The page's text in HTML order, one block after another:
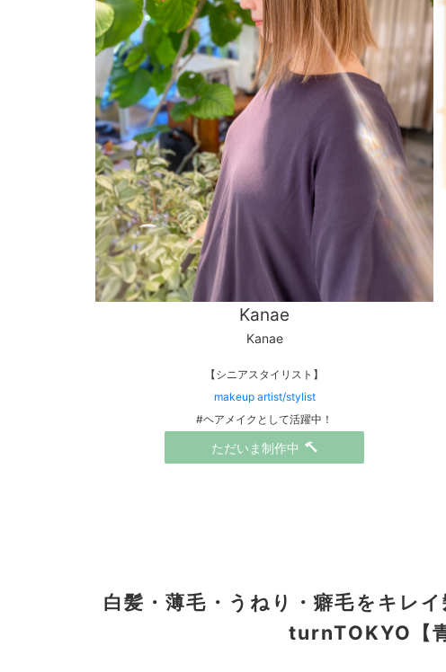
Kanae
Kanae
【シニアスタイリスト】
makeup artist/stylist
#ヘアメイクとして活躍中！
ただいま制作中
白髪・薄毛・うねり・癖毛をキレ
turnTOKYO【